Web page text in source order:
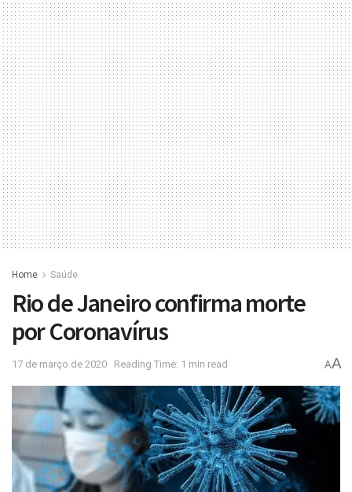
Home Saúde
Rio de Janeiro confirma morte
por Coronavírus
17 de março de 2020 Reading Time: 1 min read AA